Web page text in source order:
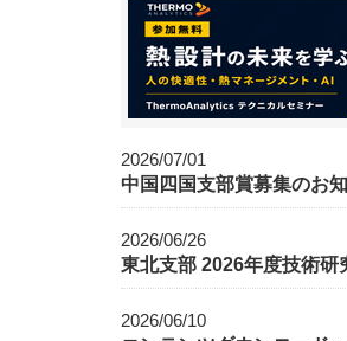
2026/07/01
中国四国支部賞募集のお
2026/06/26
東北支部 2026年度技術研
2026/06/10